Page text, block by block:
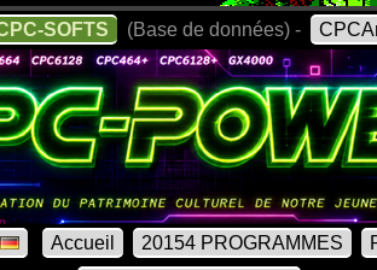
SOFTS (Base de données) -
Accueil 20154 PROGRAMMES